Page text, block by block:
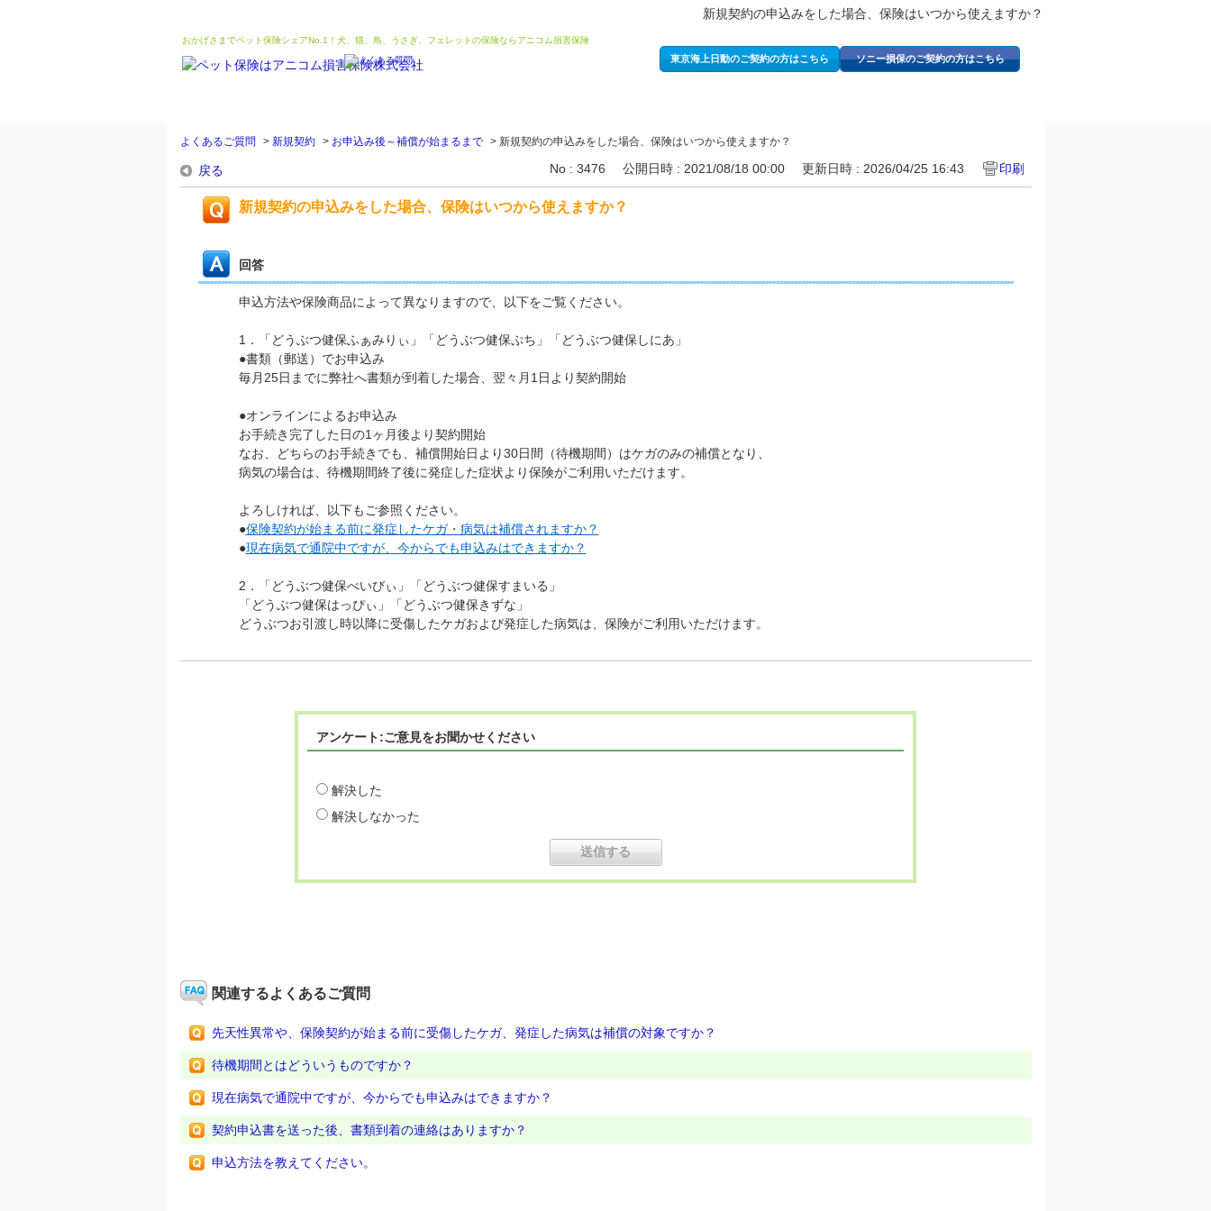
新規契約の申込みをした場合、保険はいつから使えますか？
おかげさまでペット保険シェアNo.1！犬、猫、鳥、うさぎ、フェレットの保険ならアニコム損害保険
東京海上日動のご契約の方はこちら ソニー損保のご契約の方はこちら
よくあるご質問 > 新規契約 > お申込み後～補償が始まるまで > 新規契約の申込みをした場合、保険はいつから使えますか？
戻る No : 3476 公開日時 : 2021/08/18 00:00 更新日時 : 2026/04/25 16:43 印刷
新規契約の申込みをした場合、保険はいつから使えますか？
回答
申込方法や保険商品によって異なりますので、以下をご覧ください。
1．「どうぶつ健保ふぁみりぃ」「どうぶつ健保ぷち」「どうぶつ健保しにあ」
●書類（郵送）でお申込み
毎月25日までに弊社へ書類が到着した場合、翌々月1日より契約開始
●オンラインによるお申込み
お手続き完了した日の1ヶ月後より契約開始
なお、どちらのお手続きでも、補償開始日より30日間（待機期間）はケガのみの補償となり、
病気の場合は、待機期間終了後に発症した症状より保険がご利用いただけます。
よろしければ、以下もご参照ください。
●保険契約が始まる前に発症したケガ・病気は補償されますか？
●現在病気で通院中ですが、今からでも申込みはできますか？
2．「どうぶつ健保べいびぃ」「どうぶつ健保すまいる」
「どうぶつ健保はっぴぃ」「どうぶつ健保きずな」
どうぶつお引渡し時以降に受傷したケガおよび発症した病気は、保険がご利用いただけます。
アンケート:ご意見をお聞かせください
解決した
解決しなかった
関連するよくあるご質問
先天性異常や、保険契約が始まる前に受傷したケガ、発症した病気は補償の対象ですか？
待機期間とはどういうものですか？
現在病気で通院中ですが、今からでも申込みはできますか？
契約申込書を送った後、書類到着の連絡はありますか？
申込方法を教えてください。